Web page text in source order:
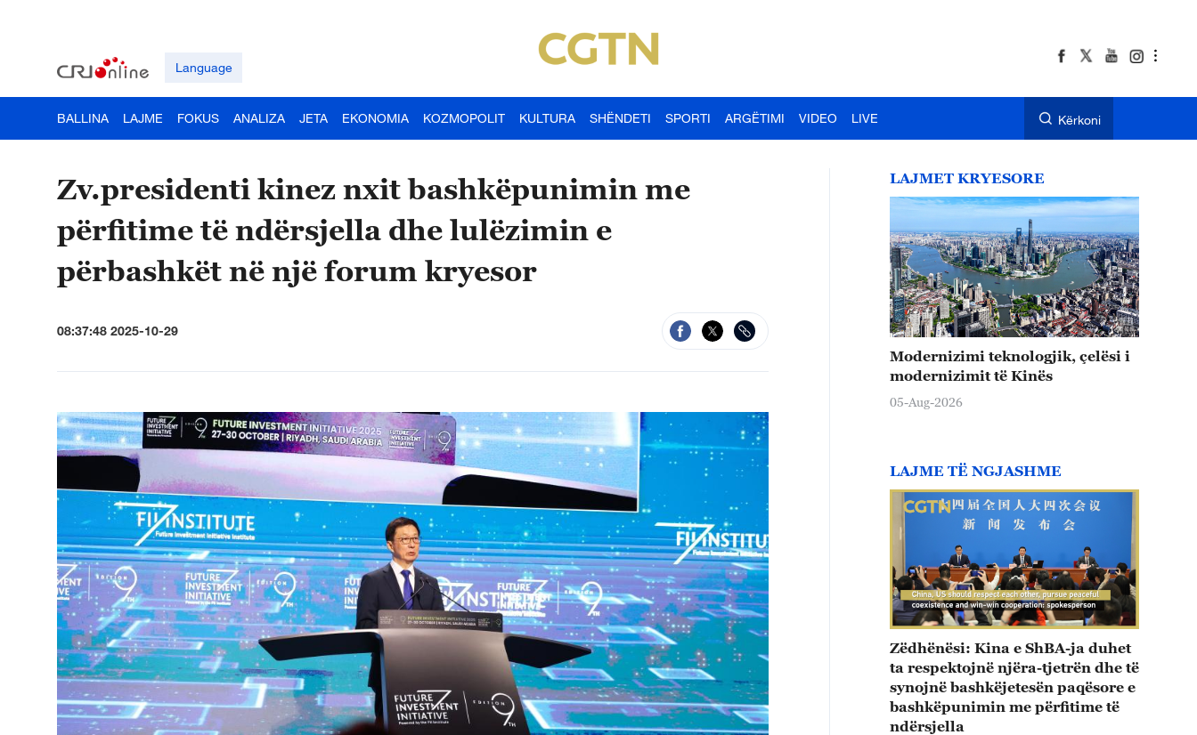
Language
BALLINA LAJME FOKUS ANALIZA JETA EKONOMIA KOZMOPOLIT KULTURA SHËNDETI SPORTI ARGËTIMI VIDEO LIVE Kërkoni
Zv.presidenti kinez nxit bashkëpunimin me
përfitime të ndërsjella dhe lulëzimin e
përbashkët në një forum kryesor
08:37:48 2025-10-29
LAJMET KRYESORE
Modernizimi teknologjik, çelësi i
modernizimit të Kinës
05-Aug-2026
LAJME TË NGJASHME
Zëdhënësi: Kina e ShBA-ja duhet
ta respektojnë njëra-tjetrën dhe të
synojnë bashkëjetesën paqësore e
bashkëpunimin me përfitime të
ndërsjella